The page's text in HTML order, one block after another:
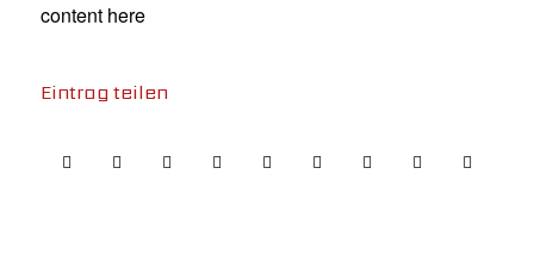
content here
Eintrag teilen